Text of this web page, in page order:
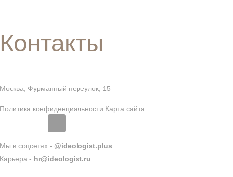
Контакты
Москва, Фурманный переулок, 15
Политика конфиденциальности Карта сайта
Мы в соцсетях - @ideologist.plus
Карьера - hr@ideologist.ru